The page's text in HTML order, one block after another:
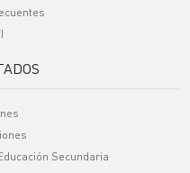
Secundaria